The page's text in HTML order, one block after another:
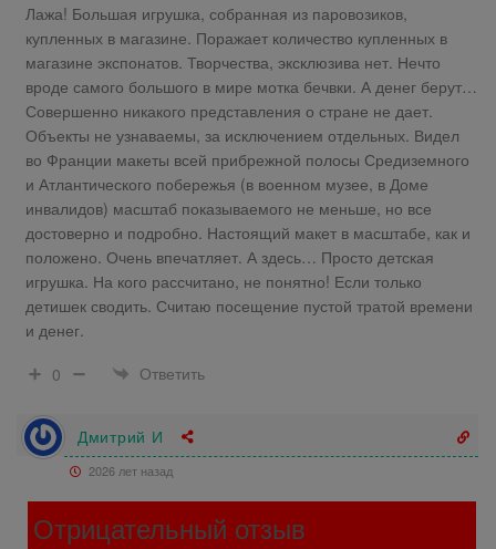
Лажа! Большая игрушка, собранная из паровозиков,
купленных в магазине. Поражает количество купленных в
магазине экспонатов. Творчества, эксклюзива нет. Нечто
вроде самого большого в мире мотка бечвки. А денег берут…
Совершенно никакого представления о стране не дает.
Объекты не узнаваемы, за исключением отдельных. Видел
во Франции макеты всей прибрежной полосы Средиземного
и Атлантического побережья (в военном музее, в Доме
инвалидов) масштаб показываемого не меньше, но все
достоверно и подробно. Настоящий макет в масштабе, как и
положено. Очень впечатляет. А здесь… Просто детская
игрушка. На кого рассчитано, не понятно! Если только
детишек сводить. Считаю посещение пустой тратой времени
и денег.
0
Ответить
Дмитрий И
2026 лет назад
Отрицательный отзыв